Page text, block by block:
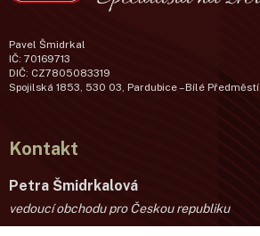
Pavel Šmidrkal
IČ: 70169713
DIČ: CZ7805083319
Spojilská 1853, 530 03, Pardubice – Bílé Předměstí
Kontakt
Petra Šmidrkalová
vedoucí obchodu pro Českou republiku